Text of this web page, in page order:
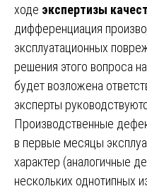
ходе экспертизы
дифференциация
эксплуатационных
решения этого вопроса
будет возложена
эксперты
Производственные
в первые месяцы
характер (аналогичные
нескольких однотипных